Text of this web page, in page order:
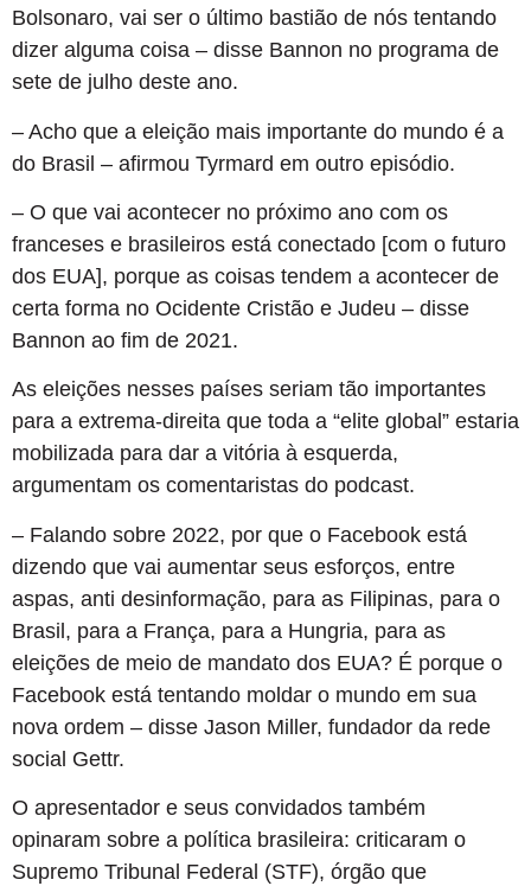
Bolsonaro, vai ser o último bastião de nós tentando
dizer alguma coisa – disse Bannon no programa de
sete de julho deste ano.
– Acho que a eleição mais importante do mundo é a
do Brasil – afirmou Tyrmard em outro episódio.
– O que vai acontecer no próximo ano com os
franceses e brasileiros está conectado [com o futuro
dos EUA], porque as coisas tendem a acontecer de
certa forma no Ocidente Cristão e Judeu – disse
Bannon ao fim de 2021.
As eleições nesses países seriam tão importantes
para a extrema-direita que toda a “elite global” estaria
mobilizada para dar a vitória à esquerda,
argumentam os comentaristas do podcast.
– Falando sobre 2022, por que o Facebook está
dizendo que vai aumentar seus esforços, entre
aspas, anti desinformação, para as Filipinas, para o
Brasil, para a França, para a Hungria, para as
eleições de meio de mandato dos EUA? É porque o
Facebook está tentando moldar o mundo em sua
nova ordem – disse Jason Miller, fundador da rede
social Gettr.
O apresentador e seus convidados também
opinaram sobre a política brasileira: criticaram o
Supremo Tribunal Federal (STF), órgão que